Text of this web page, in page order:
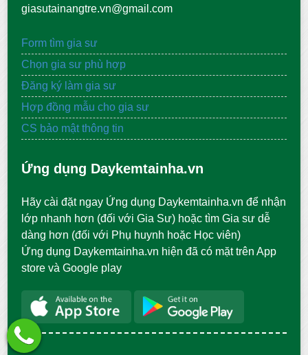
giasutainangtre.vn@gmail.com
Form tìm gia sư
Chọn gia sư phù hợp
Đăng ký làm gia sư
Hợp đồng mẫu cho gia sư
CS bảo mật thông tin
Ứng dụng Daykemtainha.vn
Hãy cài đặt ngay Ứng dụng Daykemtainha.vn để nhận
lớp nhanh hơn (đối với Gia Sư) hoặc tìm Gia sư dễ
dàng hơn (đối với Phụ huynh hoặc Học viên)
Ứng dụng Daykemtainha.vn hiện đã có mặt trên App
store và Google play